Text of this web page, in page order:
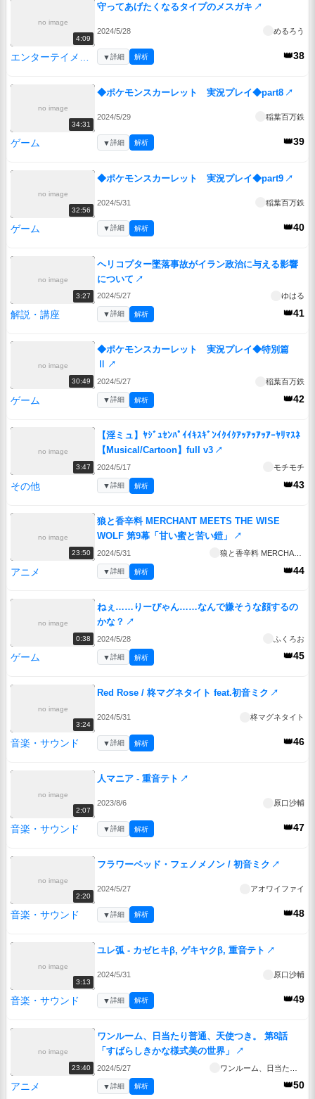
no image
4:09
守ってあげたくなるタイプのメスガキ ↗
2024/5/28 めるろう
👑38
▼詳細 解析
no image
34:31
◆ポケモンスカーレット 実況プレイ◆part8 ↗
2024/5/29 稲葉百万鉄
ゲーム 👑39
▼詳細 解析
no image
32:56
◆ポケモンスカーレット 実況プレイ◆part9 ↗
2024/5/31 稲葉百万鉄
ゲーム 👑40
▼詳細 解析
no image
3:27
ヘリコプター墜落事故がイラン政治に与える影響
について ↗
2024/5/27 ゆはる
解説・講座 👑41
▼詳細 解析
no image
30:49
◆ポケモンスカーレット 実況プレイ◆特別篇
Ⅱ ↗
2024/5/27 稲葉百万鉄
ゲーム 👑42
▼詳細 解析
no image
3:47
【淫ミュ】ﾔｼﾞｭｾﾝﾊﾟｲｲｷｽｷﾞﾝｲｸｲｸｱｯｱｯｱｯｱｰﾔﾘﾏｽﾈ
【Musical/Cartoon】full v3 ↗
2024/5/17 モチモチ
その他 👑43
▼詳細 解析
no image
23:50
狼と香辛料 MERCHANT MEETS THE WISE
WOLF 第9幕「甘い蜜と苦い鎧」
↗
2024/5/31
アニメ 👑44
▼詳細 解析
no image
0:38
ねぇ……りーぴゃん……なんで嫌そうな顔するの
かな？ ↗
2024/5/28 ふくろお
ゲーム 👑45
▼詳細 解析
no image
3:24
Red Rose / 柊マグネタイト feat.初音ミク ↗
2024/5/31 柊マグネタイト
音楽・サウンド 👑46
▼詳細 解析
no image
2:07
人マニア - 重音テト ↗
2023/8/6 原口沙輔
音楽・サウンド 👑47
▼詳細 解析
no image
2:20
フラワーベッド・フェノメノン / 初音ミク ↗
2024/5/27 アオワイファイ
音楽・サウンド 👑48
▼詳細 解析
no image
3:13
ユレ弧 - カゼヒキβ, ゲキヤクβ, 重音テト ↗
2024/5/31 原口沙輔
音楽・サウンド 👑49
▼詳細 解析
no image
23:40
ワンルーム、日当たり普通、天使つき。 第8話
「すばらしきかな様式美の世界」
↗
2024/5/27
アニメ 👑50
▼詳細 解析